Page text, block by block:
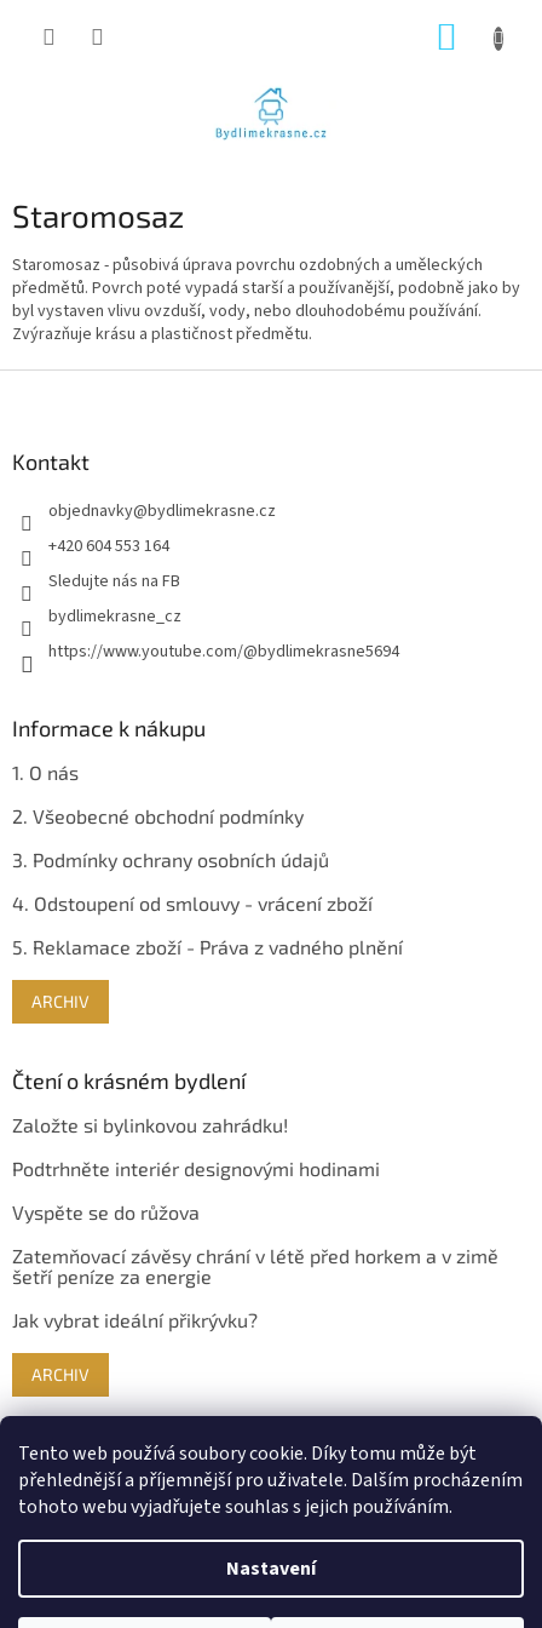
Tento web používá soubory cookie. Díky tomu může být
přehlednější a příjemnější pro uživatele. Dalším procházením
tohoto webu vyjadřujete souhlas s jejich používáním.
Nastavení
Staromosaz
Staromosaz - působivá úprava povrchu ozdobných a uměleckých
předmětů. Povrch poté vypadá starší a používanější, podobně jako by
byl vystaven vlivu ovzduší, vody, nebo dlouhodobému používání.
Zvýrazňuje krásu a plastičnost předmětu.
Kontakt
objednavky@bydlimekrasne.cz
+420 604 553 164
Sledujte nás na FB
bydlimekrasne_cz
https://www.youtube.com/@bydlimekrasne5694
Informace k nákupu
1. O nás
2. Všeobecné obchodní podmínky
3. Podmínky ochrany osobních údajů
4. Odstoupení od smlouvy - vrácení zboží
5. Reklamace zboží - Práva z vadného plnění
ARCHIV
Čtení o krásném bydlení
Založte si bylinkovou zahrádku!
Podtrhněte interiér designovými hodinami
Vyspěte se do růžova
Zatemňovací závěsy chrání v létě před horkem a v zimě
šetří peníze za energie
Jak vybrat ideální přikrývku?
ARCHIV
Vytvořil Shoptet